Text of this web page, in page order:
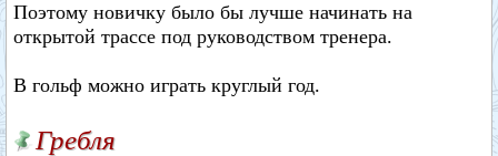
Поэтому новичку было бы лучше начинать на
открытой трассе под руководством тренера.
В гольф можно играть круглый год.
Гребля